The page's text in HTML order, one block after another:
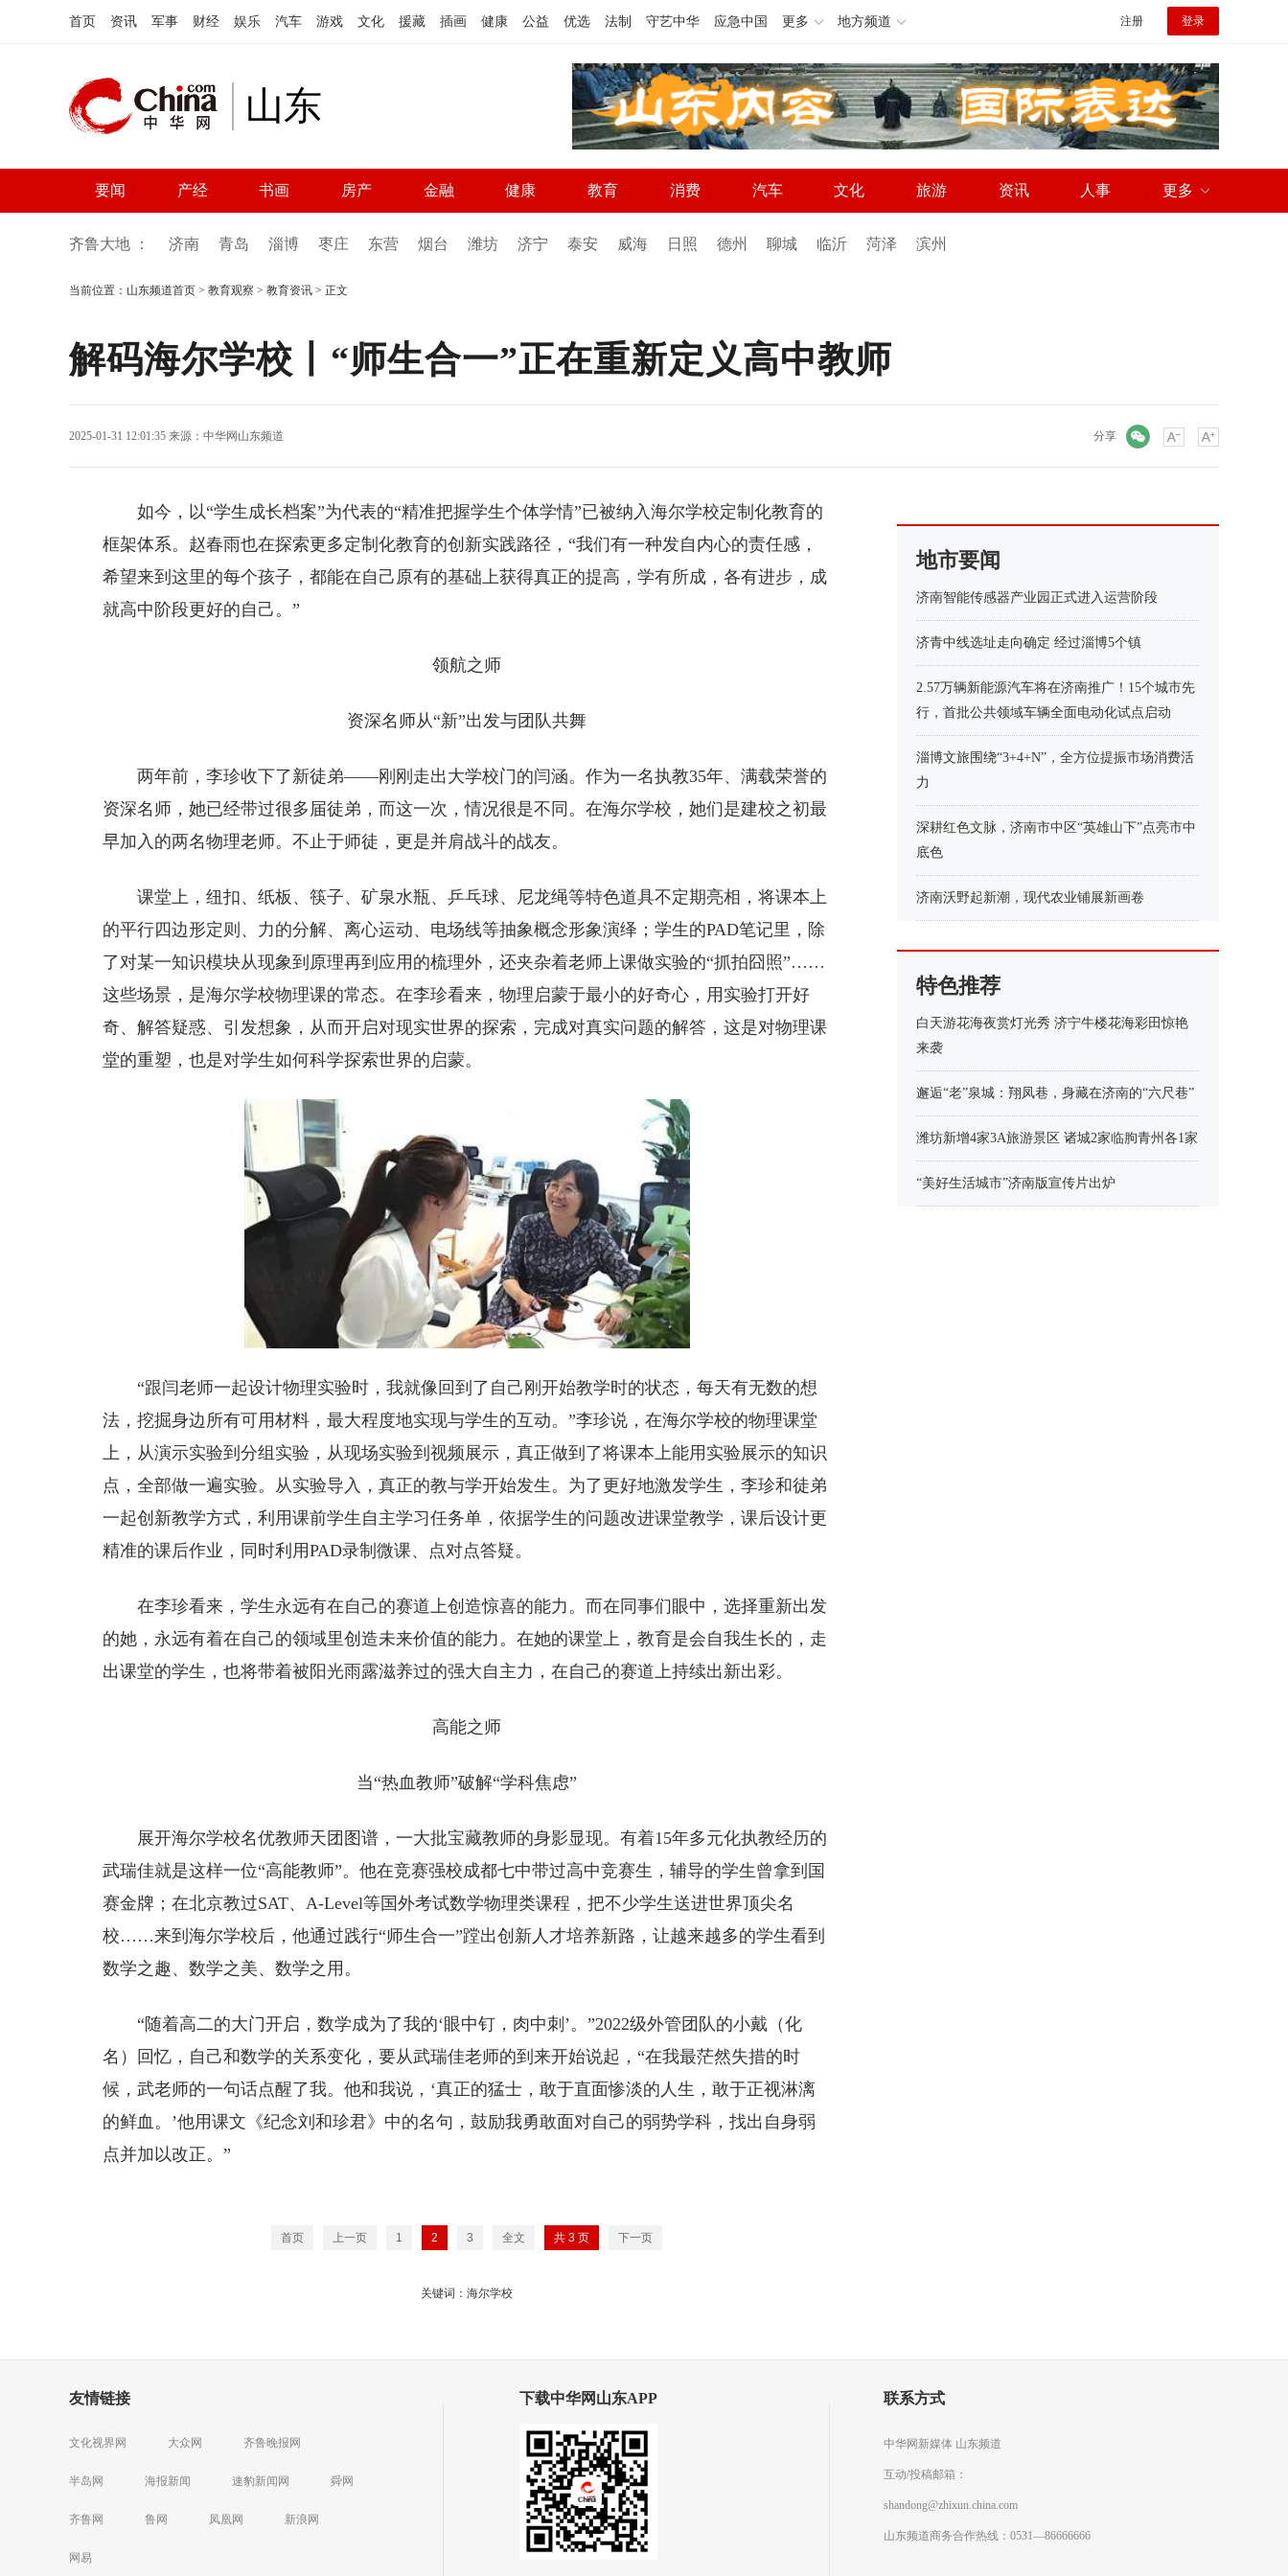
首页 资讯 军事 财经 娱乐 汽车 游戏 文化 援藏 插画 健康 公益 优选 法制 守艺中华 应急中国 更多 地方频道 注册 登录
山东
要闻 产经 书画 房产 金融 健康 教育 消费 汽车 文化 旅游 资讯 人事 更多
齐鲁大地 ： 济南 青岛 淄博 枣庄 东营 烟台 潍坊 济宁 泰安 威海 日照 德州 聊城 临沂 菏泽 滨州
当前位置： 山东频道首页 > 教育观察 > 教育资讯 > 正文
解码海尔学校丨“师生合一”正在重新定义高中教师
2025-01-31 12:01:35 来源： 中华网山东频道 分享
如今，以“学生成长档案”为代表的“精准把握学生个体学情”已被纳入海尔学校定制化教育的
框架体系。赵春雨也在探索更多定制化教育的创新实践路径，“我们有一种发自内心的责任感，
希望来到这里的每个孩子，都能在自己原有的基础上获得真正的提高，学有所成，各有进步，成
就高中阶段更好的自己。”
领航之师
资深名师从“新”出发与团队共舞
两年前，李珍收下了新徒弟——刚刚走出大学校门的闫涵。作为一名执教35年、满载荣誉的
资深名师，她已经带过很多届徒弟，而这一次，情况很是不同。在海尔学校，她们是建校之初最
早加入的两名物理老师。不止于师徒，更是并肩战斗的战友。
课堂上，纽扣、纸板、筷子、矿泉水瓶、乒乓球、尼龙绳等特色道具不定期亮相，将课本上
的平行四边形定则、力的分解、离心运动、电场线等抽象概念形象演绎；学生的PAD笔记里，除
了对某一知识模块从现象到原理再到应用的梳理外，还夹杂着老师上课做实验的“抓拍囧照”……
这些场景，是海尔学校物理课的常态。在李珍看来，物理启蒙于最小的好奇心，用实验打开好
奇、解答疑惑、引发想象，从而开启对现实世界的探索，完成对真实问题的解答，这是对物理课
堂的重塑，也是对学生如何科学探索世界的启蒙。
“跟闫老师一起设计物理实验时，我就像回到了自己刚开始教学时的状态，每天有无数的想
法，挖掘身边所有可用材料，最大程度地实现与学生的互动。”李珍说，在海尔学校的物理课堂
上，从演示实验到分组实验，从现场实验到视频展示，真正做到了将课本上能用实验展示的知识
点，全部做一遍实验。从实验导入，真正的教与学开始发生。为了更好地激发学生，李珍和徒弟
一起创新教学方式，利用课前学生自主学习任务单，依据学生的问题改进课堂教学，课后设计更
精准的课后作业，同时利用PAD录制微课、点对点答疑。
在李珍看来，学生永远有在自己的赛道上创造惊喜的能力。而在同事们眼中，选择重新出发
的她，永远有着在自己的领域里创造未来价值的能力。在她的课堂上，教育是会自我生长的，走
出课堂的学生，也将带着被阳光雨露滋养过的强大自主力，在自己的赛道上持续出新出彩。
高能之师
当“热血教师”破解“学科焦虑”
展开海尔学校名优教师天团图谱，一大批宝藏教师的身影显现。有着15年多元化执教经历的
武瑞佳就是这样一位“高能教师”。他在竞赛强校成都七中带过高中竞赛生，辅导的学生曾拿到国
赛金牌；在北京教过SAT、A-Level等国外考试数学物理类课程，把不少学生送进世界顶尖名
校……来到海尔学校后，他通过践行“师生合一”蹚出创新人才培养新路，让越来越多的学生看到
数学之趣、数学之美、数学之用。
“随着高二的大门开启，数学成为了我的‘眼中钉，肉中刺’。”2022级外管团队的小戴（化
名）回忆，自己和数学的关系变化，要从武瑞佳老师的到来开始说起，“在我最茫然失措的时
候，武老师的一句话点醒了我。他和我说，‘真正的猛士，敢于直面惨淡的人生，敢于正视淋漓
的鲜血。’他用课文《纪念刘和珍君》中的名句，鼓励我勇敢面对自己的弱势学科，找出自身弱
点并加以改正。”
首页 上一页 1 2 3 全文 共 3 页 下一页
关键词：海尔学校
地市要闻
济南智能传感器产业园正式进入运营阶段
济青中线选址走向确定 经过淄博5个镇
2.57万辆新能源汽车将在济南推广！15个城市先
行，首批公共领域车辆全面电动化试点启动
淄博文旅围绕“3+4+N”，全方位提振市场消费活
力
深耕红色文脉，济南市中区“英雄山下”点亮市中
底色
济南沃野起新潮，现代农业铺展新画卷
特色推荐
白天游花海夜赏灯光秀 济宁牛楼花海彩田惊艳
来袭
邂逅“老”泉城：翔凤巷，身藏在济南的“六尺巷”
潍坊新增4家3A旅游景区 诸城2家临朐青州各1家
“美好生活城市”济南版宣传片出炉
友情链接
文化视界网 大众网 齐鲁晚报网
半岛网 海报新闻 速豹新闻网 舜网
齐鲁网 鲁网 凤凰网 新浪网
网易
下载中华网山东APP 联系方式
中华网新媒体 山东频道
互动/投稿邮箱：
shandong@zhixun.china.com
山东频道商务合作热线：0531—86666666